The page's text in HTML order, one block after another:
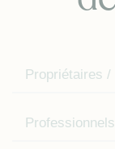
Propriétaires